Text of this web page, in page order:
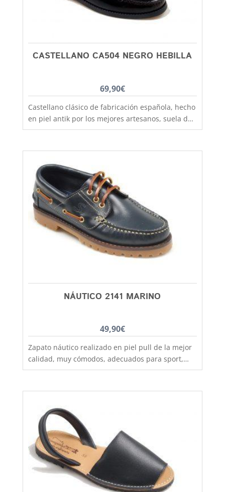
CASTELLANO CA504 NEGRO HEBILLA
69,90€
Castellano clásico de fabricación española, hecho
en piel antik por los mejores artesanos, suela de
goma antideslizante que aislara tu pie del frío y
utilizarlo tanto para colegio como para vestir más
formal y lo mismo chicos que chicas. El castellano
con la suela de goma lo tenemos disponible
desde la talla 35 a la 41. En Capitán Malaspina
zapatos mas baratos y de mejor calidad.
NÁUTICO 2141 MARINO
49,90€
Zapato náutico realizado en piel pull de la mejor
calidad, muy cómodos, adecuados para sport,
vestir y colegio, duraderos, suela gruesa de
lluvia, fabricado por los artesanos más expertos
de moda pero sin renunciar a la comodidad. Ideal
para todo tiempo en especial otoño e
invierno. Modelo clásico de calzado náutico con
cordones que permiten un buen ajuste del pie.
Este cómodo y practico náutico que lo mismo lo
podran utilizar padres e hijos, lo encontraras
dese la talla 34 a la 46, aquí más baratos y